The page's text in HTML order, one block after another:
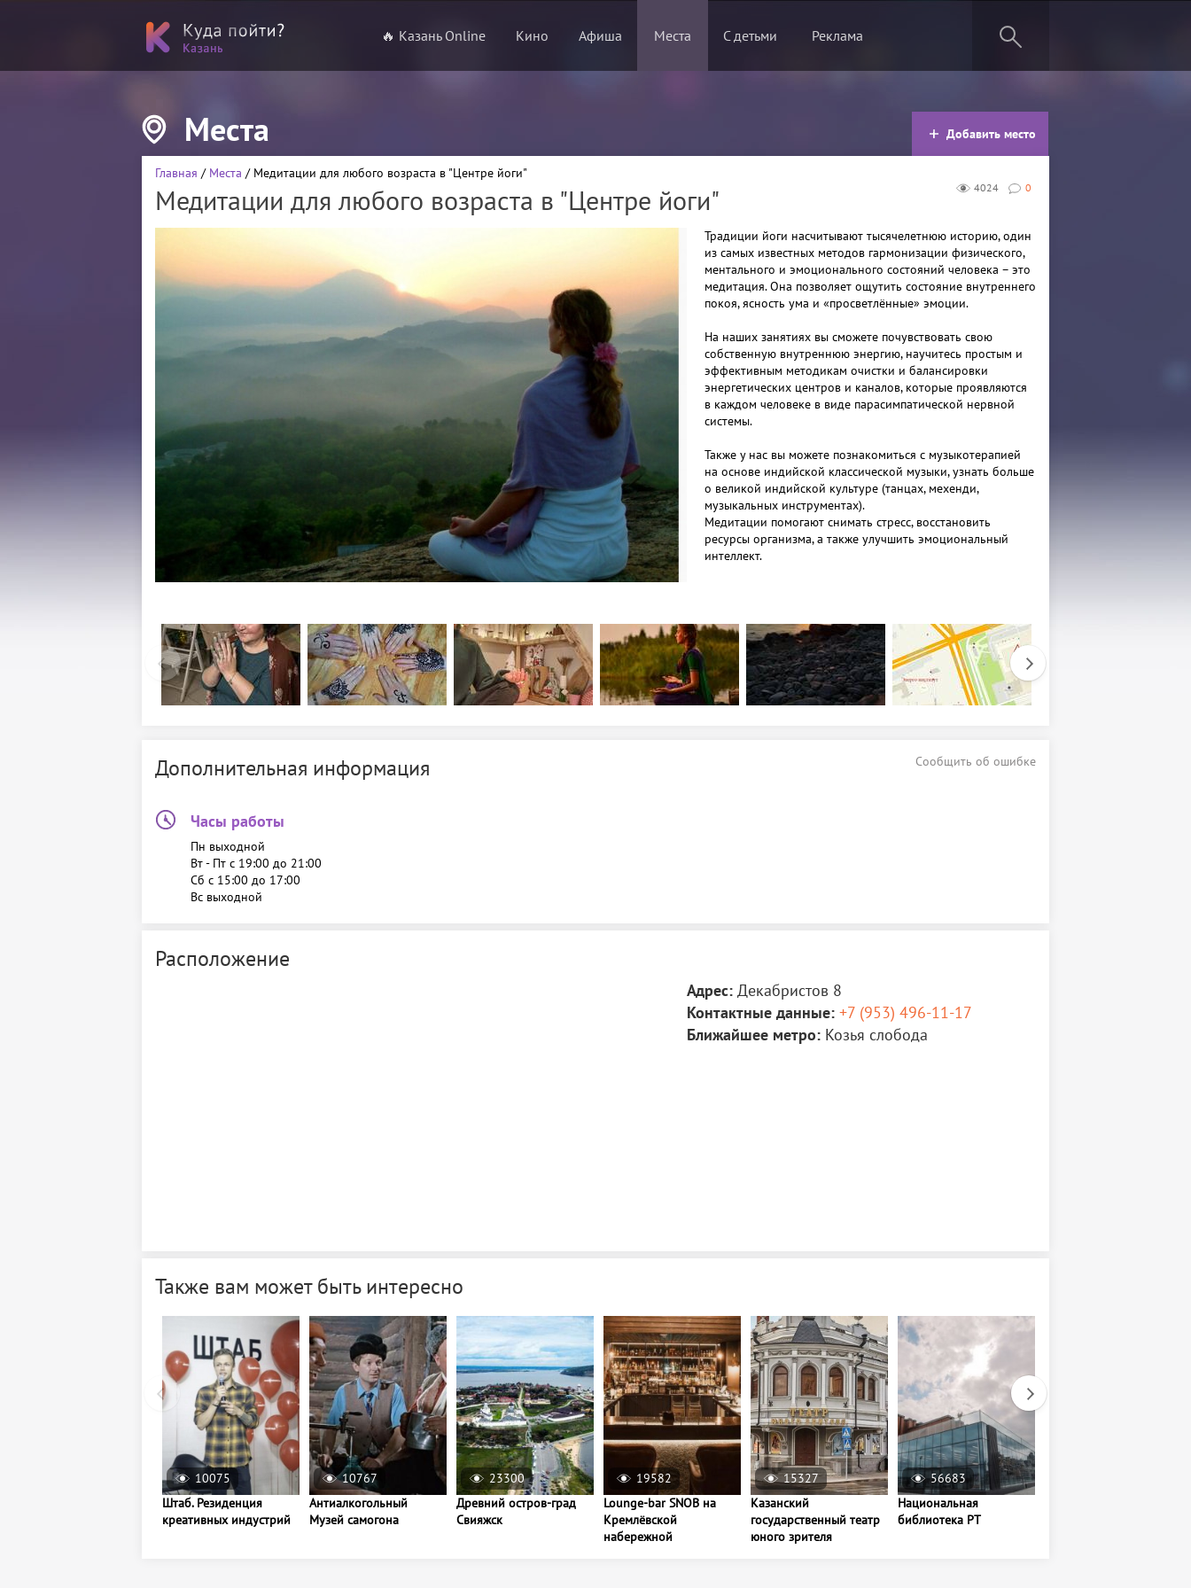
🔥 Казань Online Кино Афиша Места С детьми Реклама
Места Добавить место
0
4024
Главная / Места / Медитации для любого возраста в "Центре йоги"
Медитации для любого возраста в "Центре йоги"
Традиции йоги насчитывают тысячелетнюю историю, один
из самых известных методов гармонизации физического,
ментального и эмоционального состояний человека – это
медитация. Она позволяет ощутить состояние внутреннего
покоя, ясность ума и «просветлённые» эмоции.
На наших занятиях вы сможете почувствовать свою
собственную внутреннюю энергию, научитесь простым и
эффективным методикам очистки и балансировки
энергетических центров и каналов, которые проявляются
в каждом человеке в виде парасимпатической нервной
системы.
Также у нас вы можете познакомиться с музыкотерапией
на основе индийской классической музыки, узнать больше
о великой индийской культуре (танцах, мехенди,
музыкальных инструментах).
Медитации помогают снимать стресс, восстановить
ресурсы организма, а также улучшить эмоциональный
интеллект.
Ждём вас на Декабристов, д.8 , рядом с метро "Козья
Слобода" и ост. «Энергоинститут»
Контактные тел. +7 953 496 11 17 , +7 937 003 00 16
Сообщить об ошибке
Дополнительная информация
Часы работы
Пн выходной
Вт - Пт c 19:00 до 21:00
Сб c 15:00 до 17:00
Вс выходной
Расположение
Адрес: Декабристов 8
Контактные данные: +7 (953) 496-11-17
Ближайшее метро: Козья слобода
Также вам может быть интересно
10075
Штаб. Резиденция
креативных индустрий
10767
Антиалкогольный
Музей самогона
23300
Древний остров-град
Свияжск
19582
Lounge-bar SNOB на
Кремлёвской
набережной
15327
Казанский
государственный театр
юного зрителя
56683
Национальная
библиотека РТ